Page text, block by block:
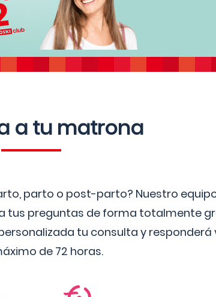
a tu matrona
parto o post-parto? Nuestro
tus preguntas de forma totalmente
tu consulta y responderá
de 72 horas.